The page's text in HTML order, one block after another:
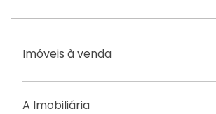
Imóveis à venda
A Imobiliária